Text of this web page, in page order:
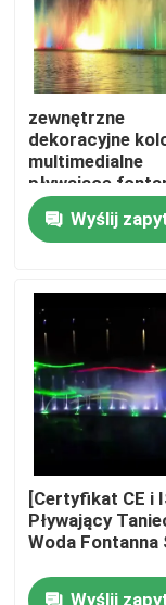
Dom
Produkty
Wycieczka po
zewnętrzne
dekoracyjne
multimedialne
pływające
wodne
Wyślij
[Certyfikat CE i
Pływający
Woda Fontanna
Wyślij